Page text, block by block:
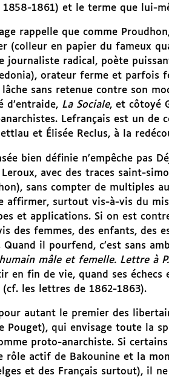
1861) et le terme que lui-
rappelle que comme
(colleur en papier du fameux
journaliste radical, poète
orateur ferme et parfois
sans retenue contre son
d’entraide, La Sociale, et côtoyé
Lefrançais est un
et Élisée Reclus, à la
bien définie n’empêche pas
Leroux, avec des traces saint-
sans compter de multiples
affirmer, surtout vis-à-vis du
et applications. Si on est
des femmes, des enfants, des
Quand il pourfend, c’est sans
mâle et femelle. Lettre à
en fin de vie, quand ses
(cf. les lettres de 1862-1863).
autant le premier des
Pouget), qui envisage toute la
proto-anarchiste. Si
rôle actif de Bakounine et la
et des Français surtout), il